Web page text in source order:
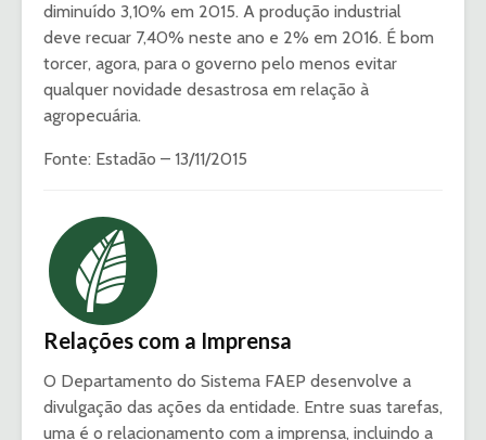
diminuído 3,10% em 2015. A produção industrial
deve recuar 7,40% neste ano e 2% em 2016. É bom
torcer, agora, para o governo pelo menos evitar
qualquer novidade desastrosa em relação à
agropecuária.
Fonte: Estadão – 13/11/2015
Relações com a Imprensa
O Departamento do Sistema FAEP desenvolve a
divulgação das ações da entidade. Entre suas tarefas,
uma é o relacionamento com a imprensa, incluindo a